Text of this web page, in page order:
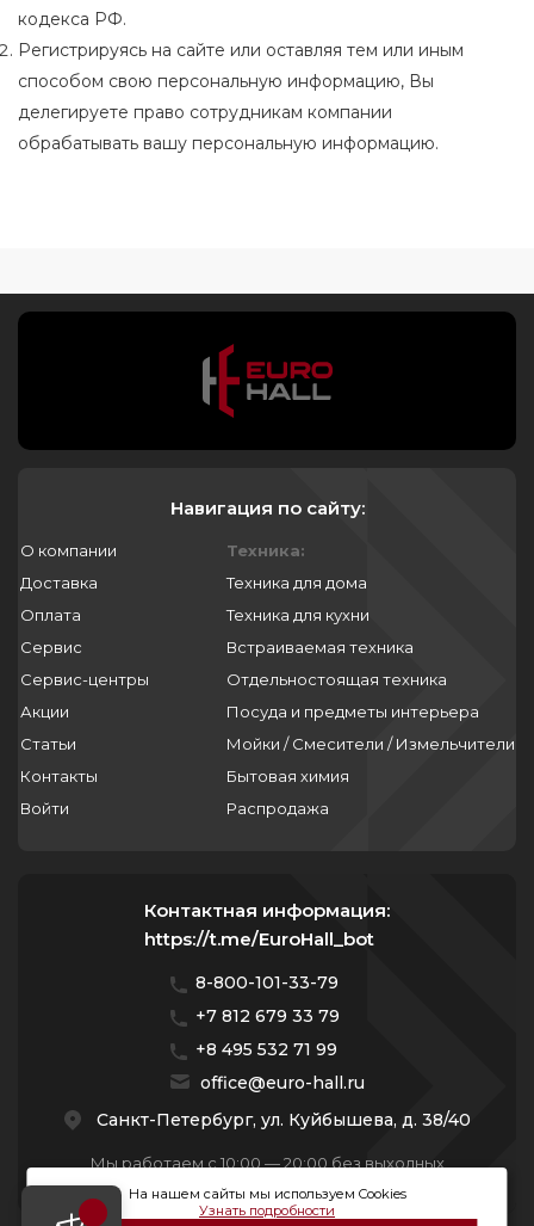
кодекса РФ.
Регистрируясь на сайте или оставляя тем или иным
способом свою персональную информацию, Вы
делегируете право сотрудникам компании
обрабатывать вашу персональную информацию.
Навигация по сайту:
О компании
Доставка
Оплата
Сервис
Сервис-центры
Акции
Статьи
Контакты
Войти
Техника:
Техника для дома
Техника для кухни
Встраиваемая техника
Отдельностоящая техника
Посуда и предметы интерьера
Мойки / Смесители / Измельчители
Бытовая химия
Распродажа
Контактная информация:
https://t.me/EuroHall_bot
8-800-101-33-79
+7 812 679 33 79
+8 495 532 71 99
office@euro-hall.ru
Санкт-Петербург, ул. Куйбышева, д. 38/40
Мы работаем с 10:00 — 20:00 без выходных
На нашем сайты мы используем Cookies
Узнать подробности